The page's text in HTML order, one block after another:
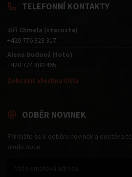
TELEFONNÍ KONTAKTY
Jiří Chmela (starosta)
+420 776 823 317
Alena Dudová (foto)
+420 774 800 465
Zobrazit všechna čísla
ODBĚR NOVINEK
Přihlašte se k odběru novinek a
okolo obce.